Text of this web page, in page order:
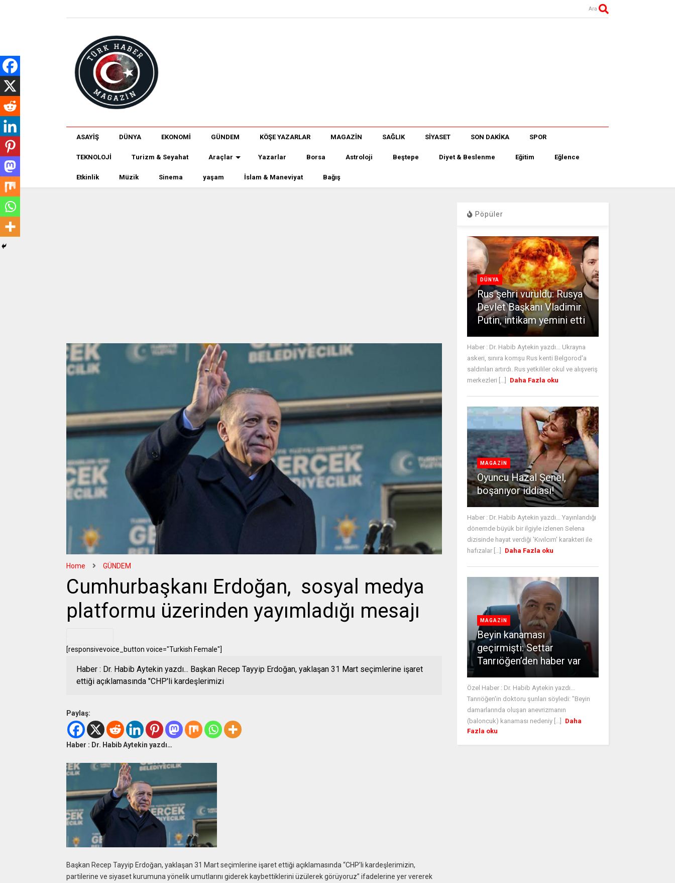
Ara
ASAYİŞ DÜNYA EKONOMİ GÜNDEM KÖŞE YAZARLAR MAGAZİN SAĞLIK SİYASET SON DAKİKA SPOR
TEKNOLOJİ Turizm & Seyahat Araçlar Yazarlar Borsa Astroloji Beştepe Diyet & Beslenme Eğitim Eğlence
Etkinlik Müzik Sinema yaşam İslam & Maneviyat Bağış
Home GÜNDEM
Cumhurbaşkanı Erdoğan, sosyal medya
platformu üzerinden yayımladığı mesajı
[responsivevoice_button voice="Turkish Female"]
Haber : Dr. Habib Aytekin yazdı... Başkan Recep Tayyip Erdoğan, yaklaşan 31 Mart seçimlerine işaret
ettiği açıklamasında "CHP'li kardeşlerimizi
Paylaş:
Haber : Dr. Habib Aytekin yazdı…
Başkan Recep Tayyip Erdoğan, yaklaşan 31 Mart seçimlerine işaret ettiği açıklamasında “CHP’li kardeşlerimizin,
partilerine ve siyaset kurumuna yönelik umutlarını giderek kaybettiklerini üzülerek görüyoruz” ifadelerine yer vererek
Pöpüler
DÜNYA
Rus şehri vuruldu: Rusya
Devlet Başkanı Vladimir
Putin, intikam yemini etti
Haber : Dr. Habib Aytekin yazdı... Ukrayna
askeri, sınıra komşu Rus kenti Belgorod'a
saldırıları artırdı. Rus yetkililer okul ve alışveriş
merkezleri [...]
Daha Fazla oku
MAGAZİN
Oyuncu Hazal Şenel,
boşanıyor iddiası!
Haber : Dr. Habib Aytekin yazdı... Yayınlandığı
dönemde büyük bir ilgiyle izlenen Selena
dizisinde hayat verdiği 'Kıvılcım' karakteri ile
hafızalar [...]
Daha Fazla oku
MAGAZİN
Beyin kanaması
geçirmişti: Settar
Tanrıöğen’den haber var
Özel Haber : Dr. Habib Aytekin yazdı...
Tanrıöğen'in doktoru şunları söyledi: "Beyin
damarlarında oluşan anevrizmanın
(baloncuk) kanaması nedeniy [...]
Daha
Fazla oku